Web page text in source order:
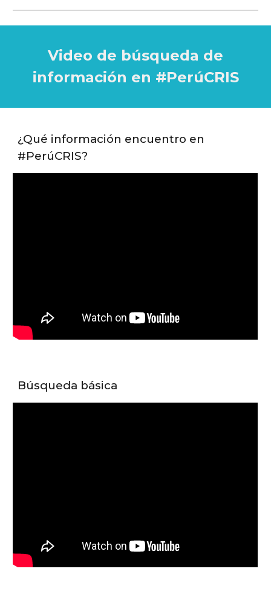
Video de búsqueda de
información en #PerúCRIS
¿Qué información encuentro en
#PerúCRIS?
Búsqueda básica